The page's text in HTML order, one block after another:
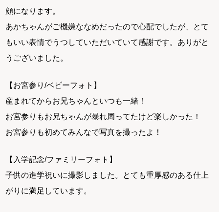
顔になります。
あかちゃんがご機嫌ななめだったので心配でしたが、とて
もいい表情でうつしていただいていて感謝です。ありがと
うございました。
【お宮参り/ベビーフォト】
産まれてからお兄ちゃんといつも一緒！
お宮参りもお兄ちゃんが暴れ周ってたけど楽しかった！
お宮参りも初めてみんなで写真を撮ったよ！
【入学記念/ファミリーフォト】
子供の進学祝いに撮影しました。とても重厚感のある仕上
がりに満足しています。